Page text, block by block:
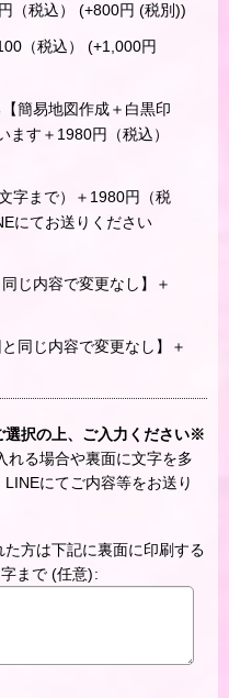
（税込） (+800円 (税別))
（税込） (+1,000円
簡易地図作成＋白黒印
す＋1980円（税込）
字まで）＋1980円（税
にてお送りください
じ内容で変更なし】＋
同じ内容で変更なし】＋
択の上、ご入力ください※
れる場合や裏面に文字を多
にてご内容等をお送り
方は下記に裏面に印刷する
まで (任意):